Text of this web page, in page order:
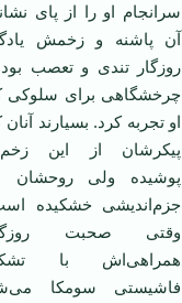
سرانجام او را از پای
آن پاشنه و زخمش
روزگار تندی و تعصب
چرخشگاهی برای سلوکی
او تجربه کرد. بسیارند آنان
پیکرشان از این
پوشیده ولی روحشان
جزم‌اندیشی خشکیده
وقتی صحبت
همراهی‌اش با
فاشیستی سومکا